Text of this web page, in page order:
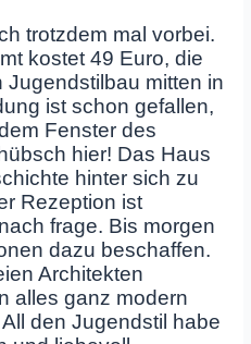
trotzdem mal vorbei.
kostet 49 Euro, die
Jugendstilbau mitten in
ist schon gefallen,
Fenster des
hier! Das Haus
hinter sich zu
Rezeption ist
frage. Bis morgen
dazu beschaffen.
Architekten
alles ganz modern
den Jugendstil habe